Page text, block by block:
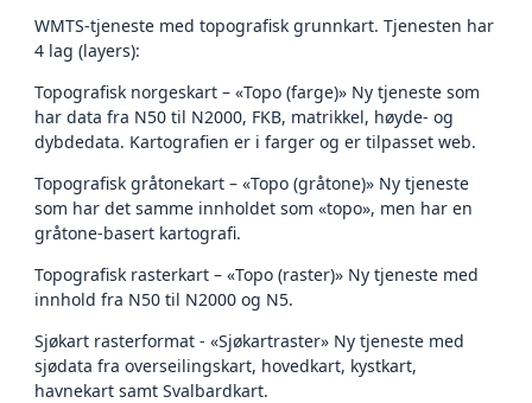
WMTS-tjeneste med topografisk grunnkart. Tjenesten har
4 lag (layers):
Topografisk norgeskart – «Topo (farge)» Ny tjeneste som
har data fra N50 til N2000, FKB, matrikkel, høyde- og
dybdedata. Kartografien er i farger og er tilpasset web.
Topografisk gråtonekart – «Topo (gråtone)» Ny tjeneste
som har det samme innholdet som «topo», men har en
gråtone-basert kartografi.
Topografisk rasterkart – «Topo (raster)» Ny tjeneste med
innhold fra N50 til N2000 og N5.
Sjøkart rasterformat - «Sjøkartraster» Ny tjeneste med
sjødata fra overseilingskart, hovedkart, kystkart,
havnekart samt Svalbardkart.